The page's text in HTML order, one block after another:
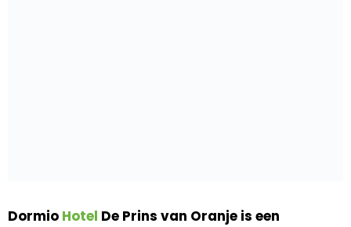
Dormio Hotel De Prins van Oranje is een